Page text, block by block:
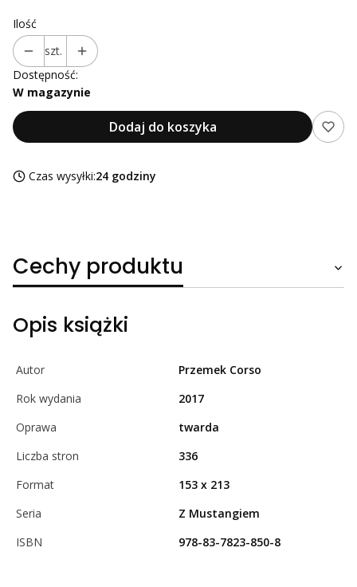
Ilość
szt.
Dostępność:
W magazynie
Dodaj do koszyka
Czas wysyłki:24 godziny
Cechy produktu
Opis książki
Autor
Przemek Corso
Rok wydania
2017
Oprawa
twarda
Liczba stron
336
Format
153 x 213
Seria
Z Mustangiem
ISBN
978-83-7823-850-8